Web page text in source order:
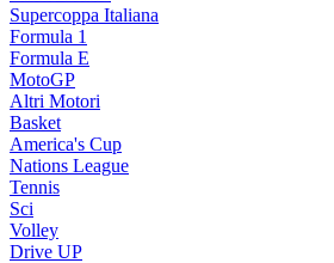
Supercoppa Italiana
Formula 1
Formula E
MotoGP
Altri Motori
Basket
America's Cup
Nations League
Tennis
Sci
Volley
Drive UP